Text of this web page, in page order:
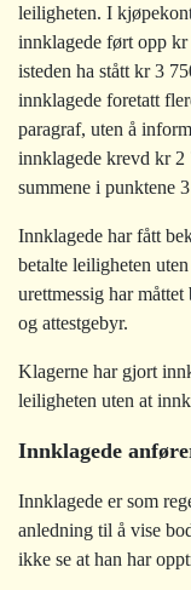
leiligheten. I
innklagede ført opp
isteden ha stått kr 3
innklagede foretatt
paragraf, uten å
innklagede krevd kr 2
summene i punktene
Innklagede har fått
betalte leiligheten
urettmessig har
og attestgebyr.
Klagerne har gjort
leiligheten uten at
Innklagede
Innklagede er som
anledning til å vise
ikke se at han har